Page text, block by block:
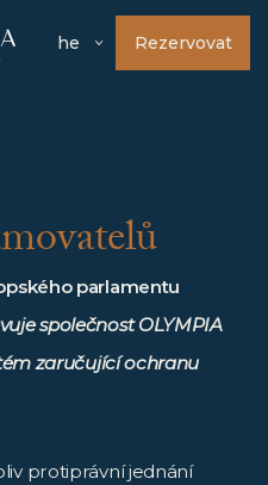
he Rezervovat
parlamentu
společnost OLYMPIA
zaručující ochranu
protiprávní jednání